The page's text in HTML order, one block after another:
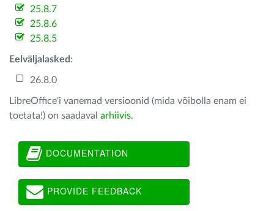
25.8.7
25.8.6
25.8.5
Eelväljalasked :
26.8.0
LibreOffice'i vanemad versioonid (mida võibolla enam ei
toetata!) on saadaval arhiivis.
DOCUMENTATION
PROVIDE FEEDBACK